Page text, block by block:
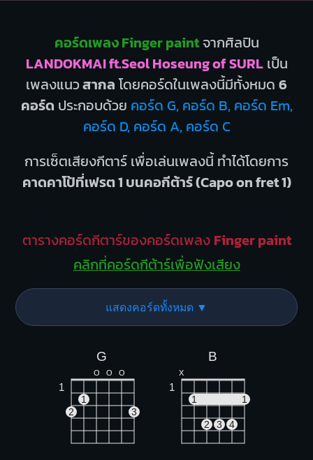
คอร์ดเพลง Finger paintจากศิลปิน
LANDOKMAI ft.Seol Hoseung of SURLเป็น
เพลงแนวสากล โดยคอร์ดในเพลงนี้มีทั้งหมด 6
คอร์ด ประกอบด้วย คอร์ด G, คอร์ด B, คอร์ด Em,
คอร์ด D, คอร์ด A, คอร์ด C
การเซ็ตเสียงกีตาร์ เพื่อเล่นเพลงนี้ ทำได้โดยการ
คาดคาโป้ที่เฟรต 1 บนคอกีต้าร์ (Capo on fret 1)
ตารางคอร์ดกีตาร์ของคอร์ดเพลง Finger paint
คลิกที่คอร์ดกีต้าร์เพื่อฟังเสียง
แสดงคอร์ดทั้งหมด ▼
G
O O O
1
1
2
3
B
X
1
1 1
2 3 4